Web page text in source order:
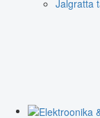
Jalgratta